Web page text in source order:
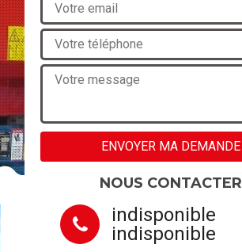
NOUS CONTACTER
indisponible
indisponible